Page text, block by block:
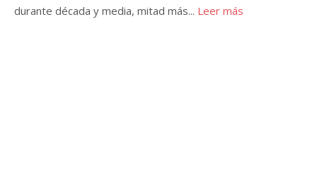
durante década y media, mitad más... Leer más